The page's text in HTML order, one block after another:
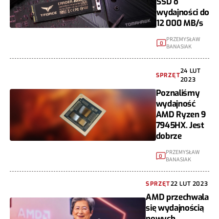
wydajności do
12 000 MB/s
0
PRZEMYSŁAW
BANASIAK
SPRZĘT
24 LUT
2023
Poznaliśmy
wydajność
AMD Ryzen 9
7945HX. Jest
dobrze
0 PRZEMYSŁAW
BANASIAK
SPRZĘT22 LUT 2023
AMD przechwala
się wydajnością